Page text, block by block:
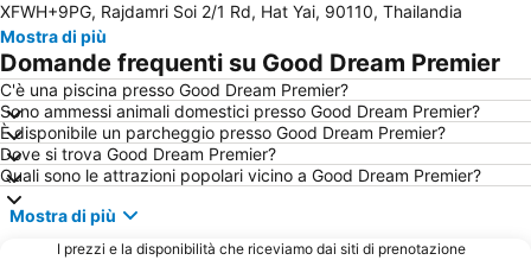
XFWH+9PG, Rajdamri Soi 2/1 Rd, Hat Yai, 90110, Thailandia
Mostra di più
Domande frequenti su Good Dream Premier
C'è una piscina presso Good Dream Premier?
Sono ammessi animali domestici presso Good Dream Premier?
È disponibile un parcheggio presso Good Dream Premier?
Dove si trova Good Dream Premier?
Quali sono le attrazioni popolari vicino a Good Dream Premier?
Mostra di più
I prezzi e la disponibilità che riceviamo dai siti di prenotazione